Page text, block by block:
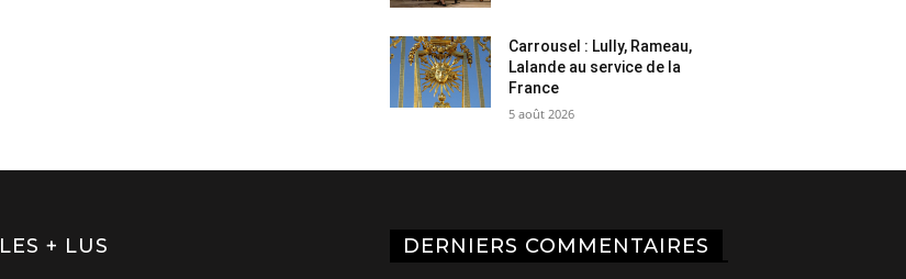
Carrousel : Lully, Rameau,
Lalande au service de la
France
5 août 2026
LES + LUS DERNIERS COMMENTAIRES